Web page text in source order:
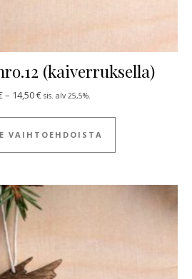
(kaiverruksella)
– 14,50€Hintaluokka: 12,50 € - 14,50 €
sis. alv 25,5%.
VAIHTOEHDOISTA
Tällä tuotteella